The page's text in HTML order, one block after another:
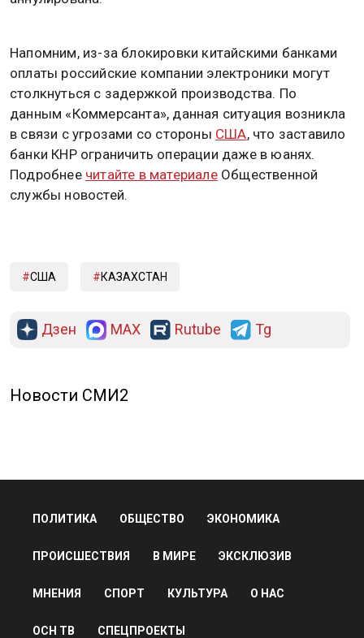
Напомним, из-за блокировки китайскими банками
оплаты российские компании электроники могут
столкнуться с задержкой производства. По
данным «Коммерсанта», данная ситуация возникла
в связи с угрозами со стороны США, что заставило
банки КНР ограничить операции даже в юанях.
Подробнее читайте в материалеОбщественной
службы новостей.
США КАЗАХСТАН
Дзен MAX Rutube Tg
Новости СМИ2
ПОЛИТИКА ОБЩЕСТВО ЭКОНОМИКА
ПРОИСШЕСТВИЯ В МИРЕ ЭКСКЛЮЗИВ
МНЕНИЯ СПОРТ КУЛЬТУРА О НАС
ОСН ТВ СПЕЦПРОЕКТЫ